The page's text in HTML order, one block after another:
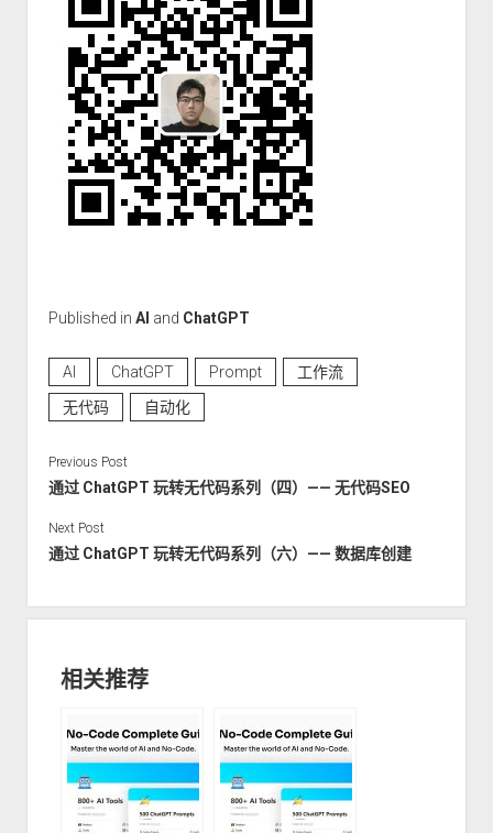
Published in AI and ChatGPT
AI ChatGPT Prompt
工作流
无代码
自动化
Previous Post
通过 ChatGPT 玩转无代码系列（四）—— 无代码SEO
Next Post
通过 ChatGPT 玩转无代码系列（六）—— 数据库创建
相关推荐